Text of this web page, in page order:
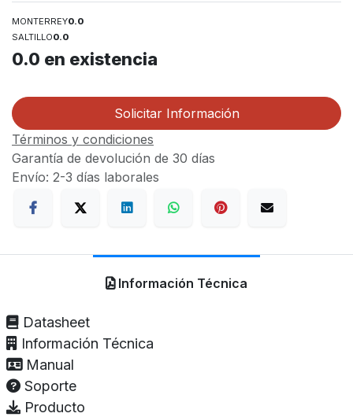
MONTERREY0.0
SALTILLO0.0
0.0 en existencia
Solicitar Información
Términos y condiciones
Garantía de devolución de 30 días
Envío: 2-3 días laborales
Información Técnica
Datasheet
Información Técnica
Manual
Soporte
Producto